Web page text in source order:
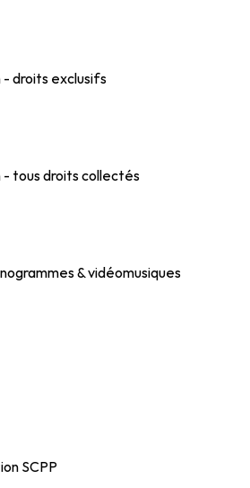
droits exclusifs
tous droits collectés
& vidéomusiques
SCPP